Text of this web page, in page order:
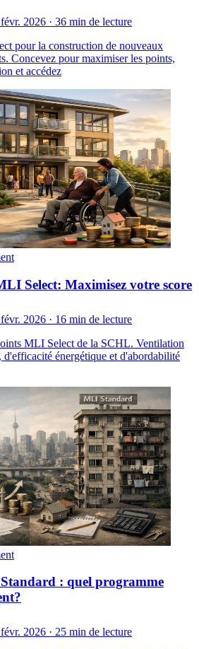
2026 · 36 min de lecture
pour la construction de nouveaux
Concevez pour maximiser les points,
et accédez
Select: Maximisez votre score
2026 · 16 min de lecture
MLI Select de la SCHL. Ventilation
énergétique et d'abordabilité
: quel programme
2026 · 25 min de lecture